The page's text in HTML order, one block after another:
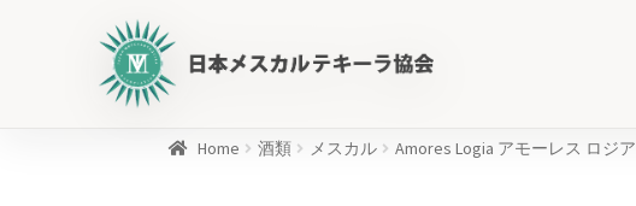
本
カ
Home 酒類 メスカル Amores Logia アモーレス ロジア